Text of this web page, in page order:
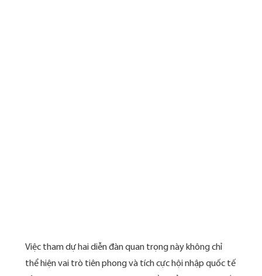
Việc tham dự hai diễn đàn quan trọng này không chỉ
thể hiện vai trò tiên phong và tích cực hội nhập quốc tế